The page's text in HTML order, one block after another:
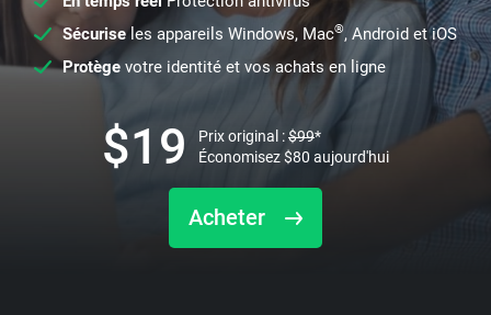
Sécuriseles appareils Windows, Mac®, Android et iOS
Protège votre identité et vos achats en ligne
Acheter
$19 Prix original :$99*
Économisez$80 aujourd'hui